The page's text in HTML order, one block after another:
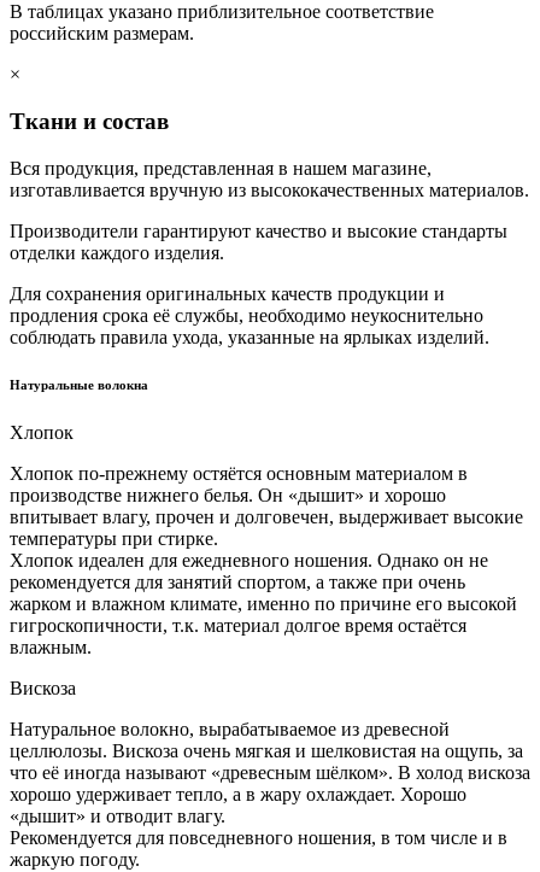
В таблицах указано приблизительное соответствие
российским размерам.
×
Ткани и состав
Вся продукция, представленная в нашем магазине,
изготавливается вручную из высококачественных материалов.
Производители гарантируют качество и высокие стандарты
отделки каждого изделия.
Для сохранения оригинальных качеств продукции и
продления срока её службы, необходимо неукоснительно
соблюдать правила ухода, указанные на ярлыках изделий.
Натуральные волокна
Хлопок
Хлопок по-прежнему остяётся основным материалом в
производстве нижнего белья. Он «дышит» и хорошо
впитывает влагу, прочен и долговечен, выдерживает высокие
температуры при стирке.
Хлопок идеален для ежедневного ношения. Однако он не
рекомендуется для занятий спортом, а также при очень
жарком и влажном климате, именно по причине его высокой
гигроскопичности, т.к. материал долгое время остаётся
влажным.
Вискоза
Натуральное волокно, вырабатываемое из древесной
целлюлозы. Вискоза очень мягкая и шелковистая на ощупь, за
что её иногда называют «древесным шёлком». В холод вискоза
хорошо удерживает тепло, а в жару охлаждает. Хорошо
«дышит» и отводит влагу.
Рекомендуется для повседневного ношения, в том числе и в
жаркую погоду.